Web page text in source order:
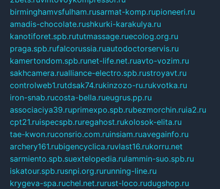
birminghamvsfulham.rusarmat-komp.rupioneeri.ru
amadis-chocolate.rushkurki-karakulya.ru
kanotiforet.spb.rututmassage.ruecolog.org.ru
praga.spb.rufalcorussia.ruautodoctorservis.ru
kamertondom.spb.runet-life.net.ruavto-vozim.ru
sakhcamera.rualliance-electro.spb.rustroyavt.ru
controlweb1.rutdsak74.rukinzozo-ru.rukvotka.ru
iron-snab.rucosta-bella.rueugrus.pp.ru
associaciya39.ruprimexpo.spb.rubezmorchin.ruia2.ru
cpt21.ruispecspb.ruregahost.rukolosok-elita.ru
tae-kwon.ruconsrio.com.ruinsiam.ruavegainfo.ru
archery161.rubigencyclica.ruvlast16.rukorru.net
sarmiento.spb.suextelopedia.rulammin-suo.spb.ru
iskatour.spb.rusnpi.org.rurunning-line.ru
krygeva-spa.ruchel.net.rurust-loco.rudugshop.ru